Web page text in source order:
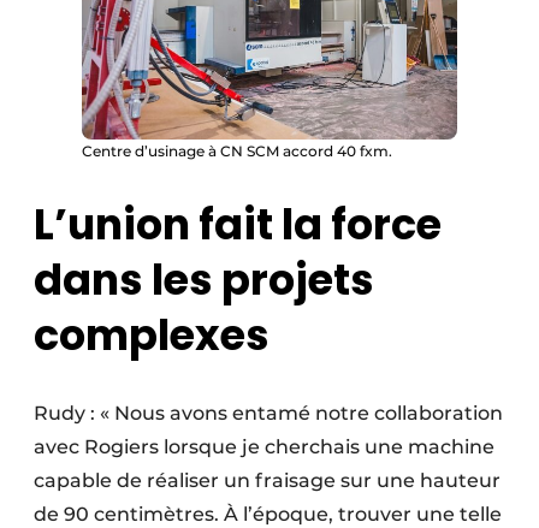
Centre d’usinage à CN SCM accord 40 fxm.
L’union fait la force
dans les projets
complexes
Rudy : « Nous avons entamé notre collaboration
avec Rogiers lorsque je cherchais une machine
capable de réaliser un fraisage sur une hauteur
de 90 centimètres. À l’époque, trouver une telle